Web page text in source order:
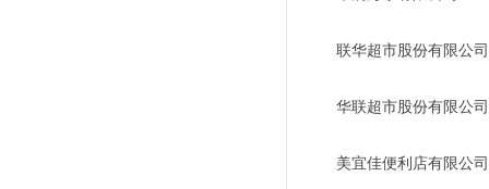
联华超市股份有限
华联超市股份有限公司
美宜佳便利店有限